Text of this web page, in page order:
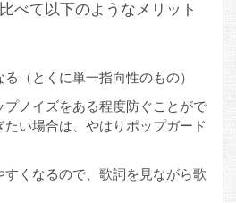
べて以下のようなメリット
（とくに単一指向性のもの）
プノイズをある程度防ぐことがで
たい場合は、やはりポップガード
すくなるので、歌詞を見ながら歌